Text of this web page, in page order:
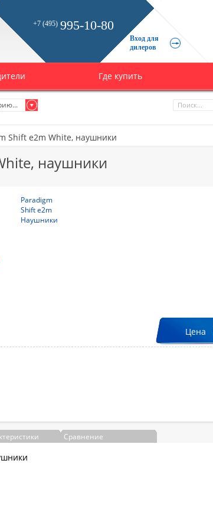
+7 (495) 995-10-80
Вход для
дилеров
Где купить
Shift e2m White, наушники
наушники
Paradigm
Shift e2m
Наушники
Цена
Сравнение